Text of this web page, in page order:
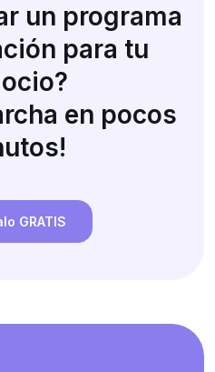
un programa
para tu
en pocos
GRATIS